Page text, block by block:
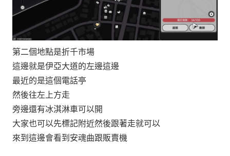
第二個地點是折千市場
這邊就是伊亞大道的左邊這邊
最近的是這個電話亭
然後往左上方走
旁邊還有冰淇淋車可以開
大家也可以先標記附近然後跟著走就可以
來到這邊會看到安魂曲跟販賣機